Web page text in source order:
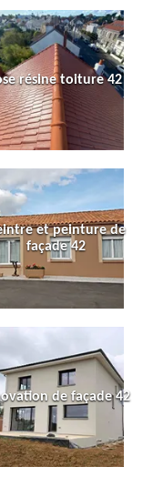
résine toiture 42
et peinture de
façade 42
de façade 42